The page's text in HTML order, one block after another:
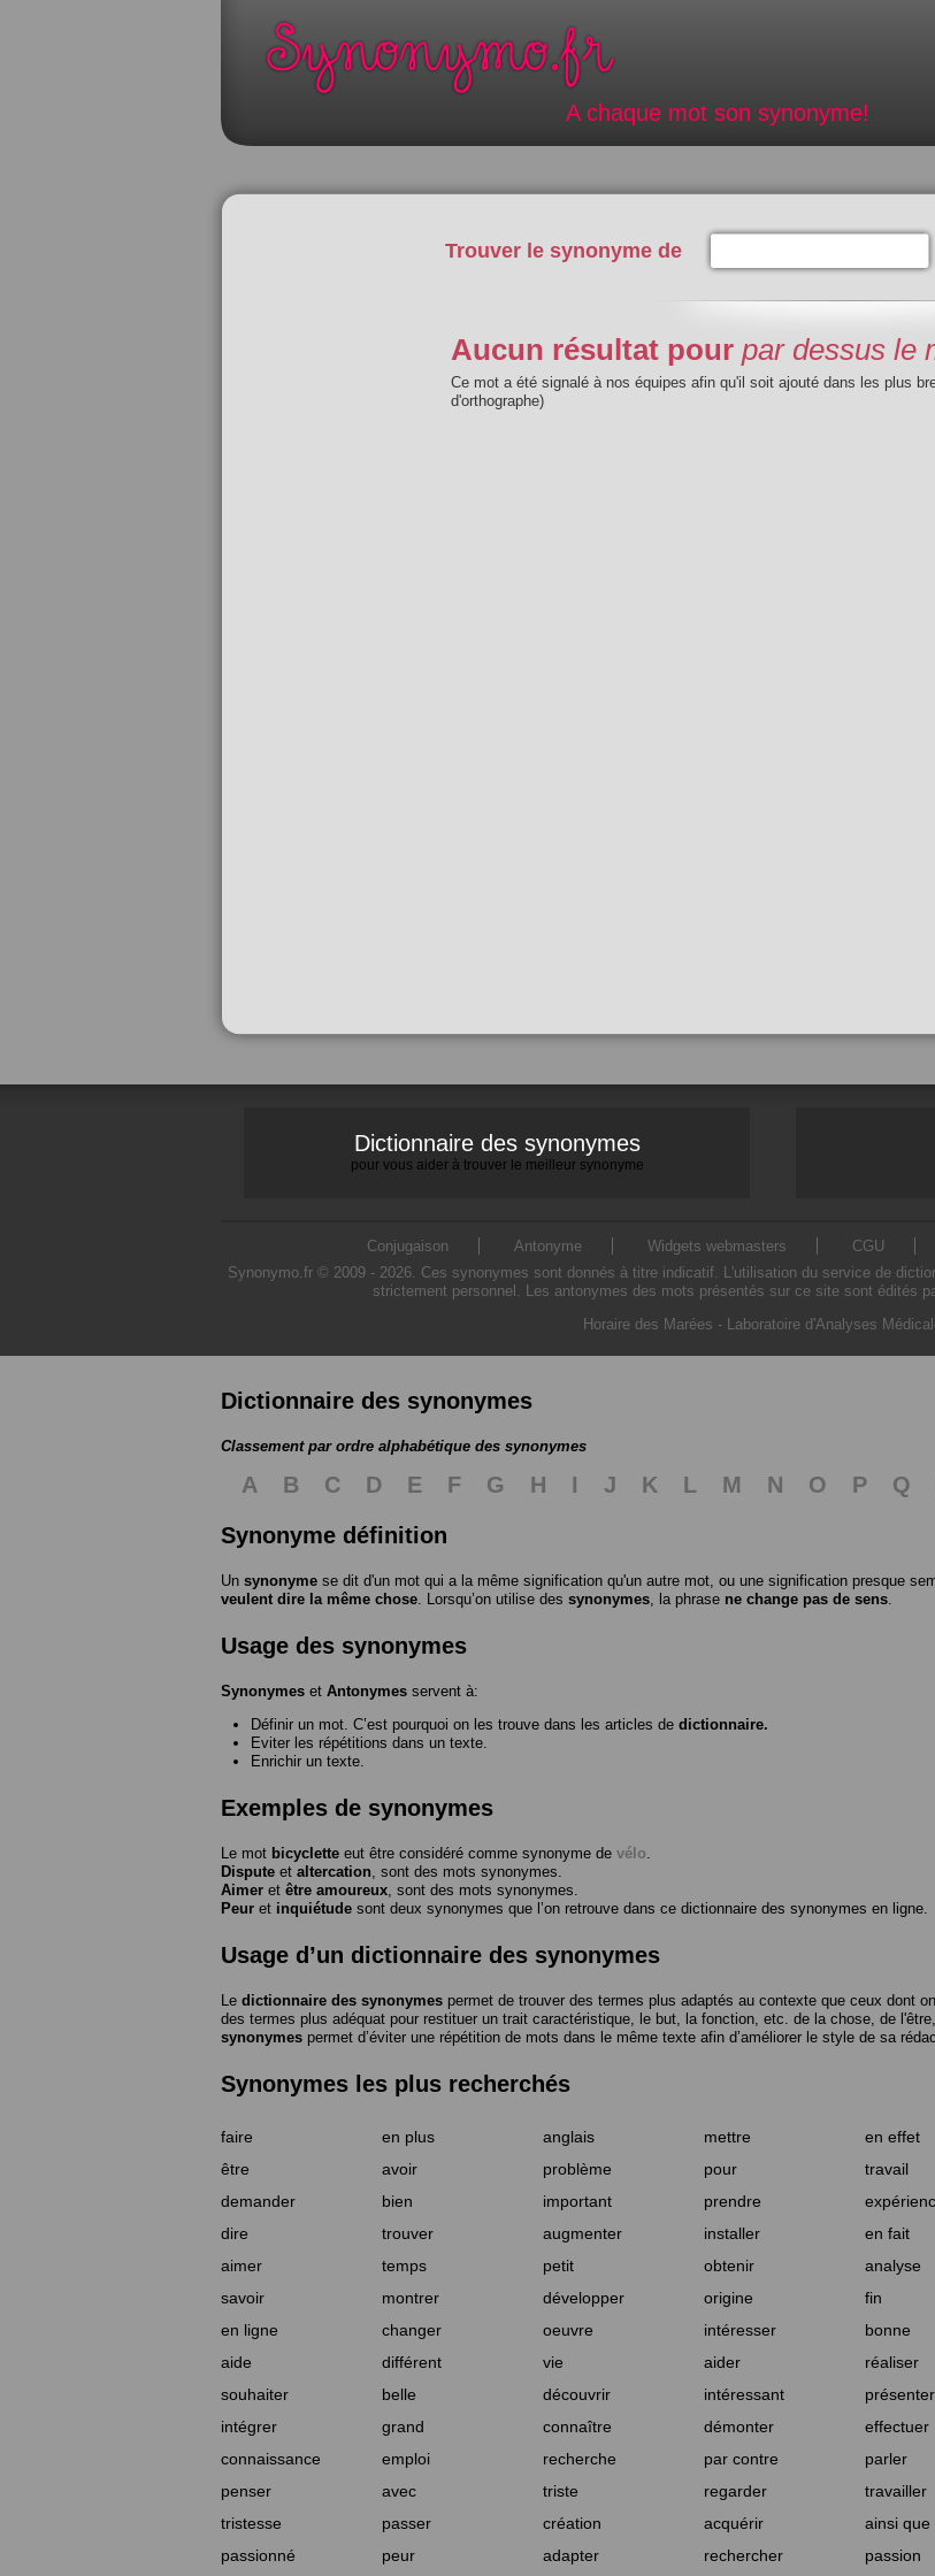
A chaque mot son synonyme!
Trouver le synonyme de
Aucun résultat pour par dessus le
Ce mot a été signalé à nos équipes afin qu'il soit ajouté dans les plus
d'orthographe)
Dictionnaire des synonymes
pour vous aider à trouver le meilleur synonyme
Conjugaison Antonyme Widgets webmasters CGU
Synonymo.fr © 2009 - 2026. Ces synonymes sont donnés à titre indicatif. L'utilisation du service de
strictement personnel. Les antonymes des mots présentés sur ce site sont édités
Horaire des Marées - Laboratoire d'Analyses
Dictionnaire des synonymes
Classement par ordre alphabétique des synonymes
A B C D E F G H I J K L M N O P Q
Synonyme définition
Un synonyme se dit d'un mot qui a la même signification qu'un autre mot, ou une signification presque
veulent dire la même chose . Lorsqu’on utilise des synonymes , la phrase ne change pas de sens
Usage des synonymes
Synonymes et Antonymes servent à:
Définir un mot. C’est pourquoi on les trouve dans les articles de dictionnaire.
Eviter les répétitions dans un texte.
Enrichir un texte.
Exemples de synonymes
Le mot bicyclette eut être considéré comme synonyme de vélo
Dispute et altercation , sont des mots synonymes.
Aimer et être amoureux , sont des mots synonymes.
Peur et inquiétude sont deux synonymes que l’on retrouve dans ce dictionnaire des synonymes en ligne.
Usage d’un dictionnaire des synonymes
Le dictionnaire des synonymes permet de trouver des termes plus adaptés au contexte que ceux dont
des termes plus adéquat pour restituer un trait caractéristique, le but, la fonction, etc. de la chose, de
synonymes permet d’éviter une répétition de mots dans le même texte afin d’améliorer le style de sa
Synonymes les plus recherchés
faire en plus anglais mettre en effet
être
avoir problème pour travail
demander
bien important prendre
dire
trouver augmenter installer en fait
aimer
temps petit obtenir analyse
savoir
montrer développer origine fin
en ligne
changer oeuvre intéresser bonne
aide
différent vie aider réaliser
souhaiter
belle découvrir intéressant présenter
intégrer
grand connaître démonter effectuer
connaissance
emploi recherche par contre parler
penser
avec triste regarder travailler
tristesse
passer création acquérir ainsi que
passionné
peur adapter rechercher passion